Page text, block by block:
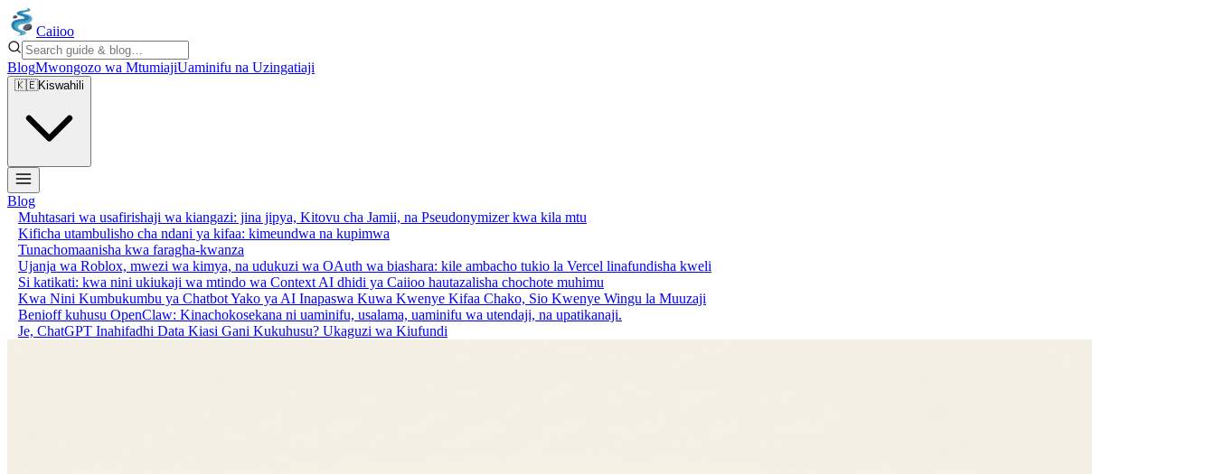
Caiioo
BlogMwongozo wa MtumiajiUaminifu na Uzingatiaji
🇰🇪Kiswahili
Blog
Muhtasari wa usafirishaji wa kiangazi: jina jipya, Kitovu cha Jamii, na Pseudonymizer kwa kila mtu
Kificha utambulisho cha ndani ya kifaa: kimeundwa na kupimwa
Tunachomaanisha kwa faragha-kwanza
Ujanja wa Roblox, mwezi wa kimya, na udukuzi wa OAuth wa biashara: kile ambacho tukio la Vercel linafundisha kweli
Si katikati: kwa nini ukiukaji wa mtindo wa Context AI dhidi ya Caiioo hautazalisha chochote muhimu
Kwa Nini Kumbukumbu ya Chatbot Yako ya AI Inapaswa Kuwa Kwenye Kifaa Chako, Sio Kwenye Wingu la Muuzaji
Benioff kuhusu OpenClaw: Kinachokosekana ni uaminifu, usalama, uaminifu wa utendaji, na upatikanaji.
Je, ChatGPT Inahifadhi Data Kiasi Gani Kukuhusu? Ukaguzi wa Kiufundi